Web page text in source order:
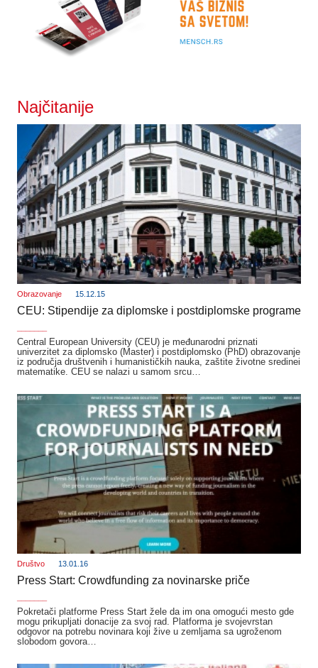
Najčitanije
Obrazovanje 15.12.15
CEU: Stipendije za diplomske i postdiplomske programe
Central European University (CEU) je međunarodni priznati
univerzitet za diplomsko (Master) i postdiplomsko (PhD) obrazovanje
iz područja društvenih i humanističkih nauka, zaštite životne sredinei
matematike. CEU se nalazi u samom srcu…
Društvo 13.01.16
Press Start: Crowdfunding za novinarske priče
Pokretači platforme Press Start žele da im ona omogući mesto gde
mogu prikupljati donacije za svoj rad. Platforma je svojevrstan
odgovor na potrebu novinara koji žive u zemljama sa ugroženom
slobodom govora…